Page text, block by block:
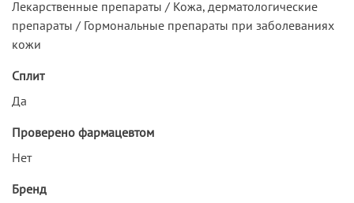
Лекарственные препараты / Кожа, дерматологические
препараты / Гормональные препараты при заболеваниях
кожи
Сплит
Да
Проверено фармацевтом
Нет
Бренд